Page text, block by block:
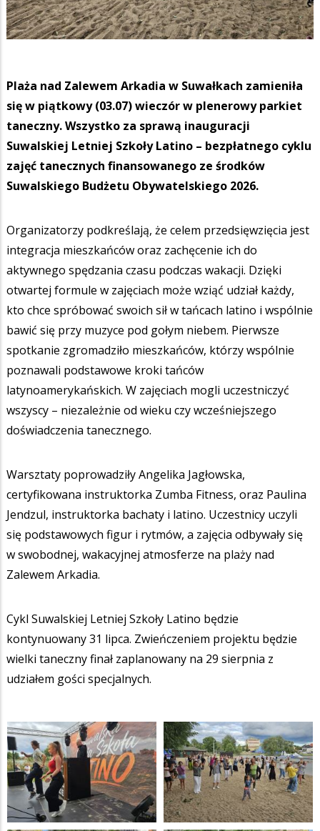
Plaża nad Zalewem Arkadia w Suwałkach zamieniła
się w piątkowy (03.07) wieczór w plenerowy parkiet
taneczny. Wszystko za sprawą inauguracji
Suwalskiej Letniej Szkoły Latino – bezpłatnego cyklu
zajęć tanecznych finansowanego ze środków
Suwalskiego Budżetu Obywatelskiego 2026.
Organizatorzy podkreślają, że celem przedsięwzięcia jest
integracja mieszkańców oraz zachęcenie ich do
aktywnego spędzania czasu podczas wakacji. Dzięki
otwartej formule w zajęciach może wziąć udział każdy,
kto chce spróbować swoich sił w tańcach latino i wspólnie
bawić się przy muzyce pod gołym niebem. Pierwsze
spotkanie zgromadziło mieszkańców, którzy wspólnie
poznawali podstawowe kroki tańców
latynoamerykańskich. W zajęciach mogli uczestniczyć
wszyscy – niezależnie od wieku czy wcześniejszego
doświadczenia tanecznego.
Warsztaty poprowadziły Angelika Jagłowska,
certyfikowana instruktorka Zumba Fitness, oraz Paulina
Jendzul, instruktorka bachaty i latino. Uczestnicy uczyli
się podstawowych figur i rytmów, a zajęcia odbywały się
w swobodnej, wakacyjnej atmosferze na plaży nad
Zalewem Arkadia.
Cykl Suwalskiej Letniej Szkoły Latino będzie
kontynuowany 31 lipca. Zwieńczeniem projektu będzie
wielki taneczny finał zaplanowany na 29 sierpnia z
udziałem gości specjalnych.